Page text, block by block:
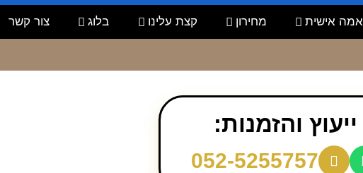
אישית מחירון קצת עלינו בלוג צור קשר
ייעוץ והזמנות:
052-5255757